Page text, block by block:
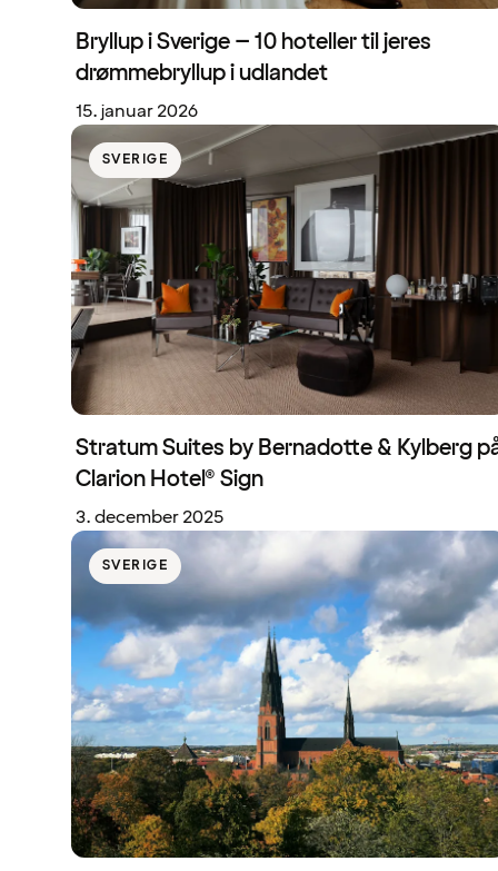
Bryllup i Sverige – 10 hoteller til jeres
drømmebryllup i udlandet
15. januar 2026
SVERIGE
Stratum Suites by Bernadotte & Kylberg
Clarion Hotel® Sign
3. december 2025
SVERIGE